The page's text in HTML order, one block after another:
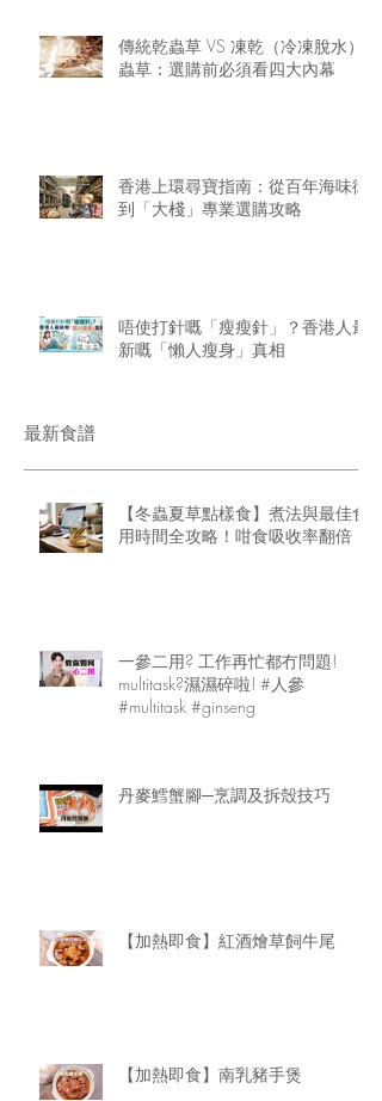
傳統乾蟲草 VS 凍乾（冷凍脫水）
蟲草：選購前必須看四大內幕
香港上環尋寶指南：從百年海味街
到「大棧」專業選購攻略
唔使打針嘅「瘦瘦針」？香港人最
新嘅「懶人瘦身」真相
最新食譜
【冬蟲夏草點樣食】煮法與最佳食
用時間全攻略！咁食吸收率翻倍
一參二用? 工作再忙都冇問題!
multitask?濕濕碎啦! #人參
#multitask #ginseng
丹麥鱈蟹腳─烹調及拆殼技巧
【加熱即食】紅酒燴草飼牛尾
【加熱即食】南乳豬手煲